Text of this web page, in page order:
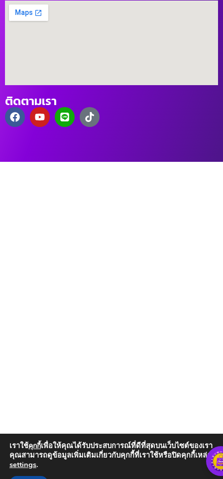
ติดตามเรา
เราใช้คุกกี้เพื่อให้คุณได้รับประสบการณ์ที่ดีที่สุดบนเว็บไซต์ของเรา
คุณสามารถดูข้อมูลเพิ่มเติมเกี่ยวกับคุกกี้ที่เราใช้หรือปิดคุกกี้เหล่านั้น
settings.